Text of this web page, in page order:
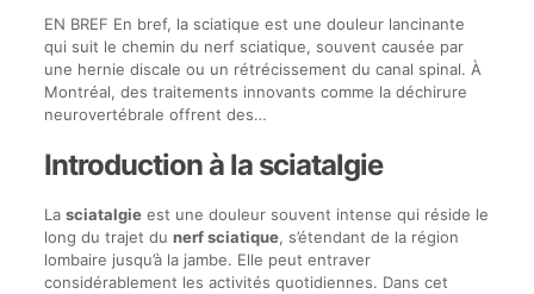
EN BREF En bref, la sciatique est une douleur lancinante
qui suit le chemin du nerf sciatique, souvent causée par
une hernie discale ou un rétrécissement du canal spinal. À
Montréal, des traitements innovants comme la déchirure
neurovertébrale offrent des…
Introduction à la sciatalgie
La sciatalgieest une douleur souvent intense qui réside le
long du trajet du nerf sciatique, s’étendant de la région
lombaire jusqu’à la jambe. Elle peut entraver
considérablement les activités quotidiennes. Dans cet